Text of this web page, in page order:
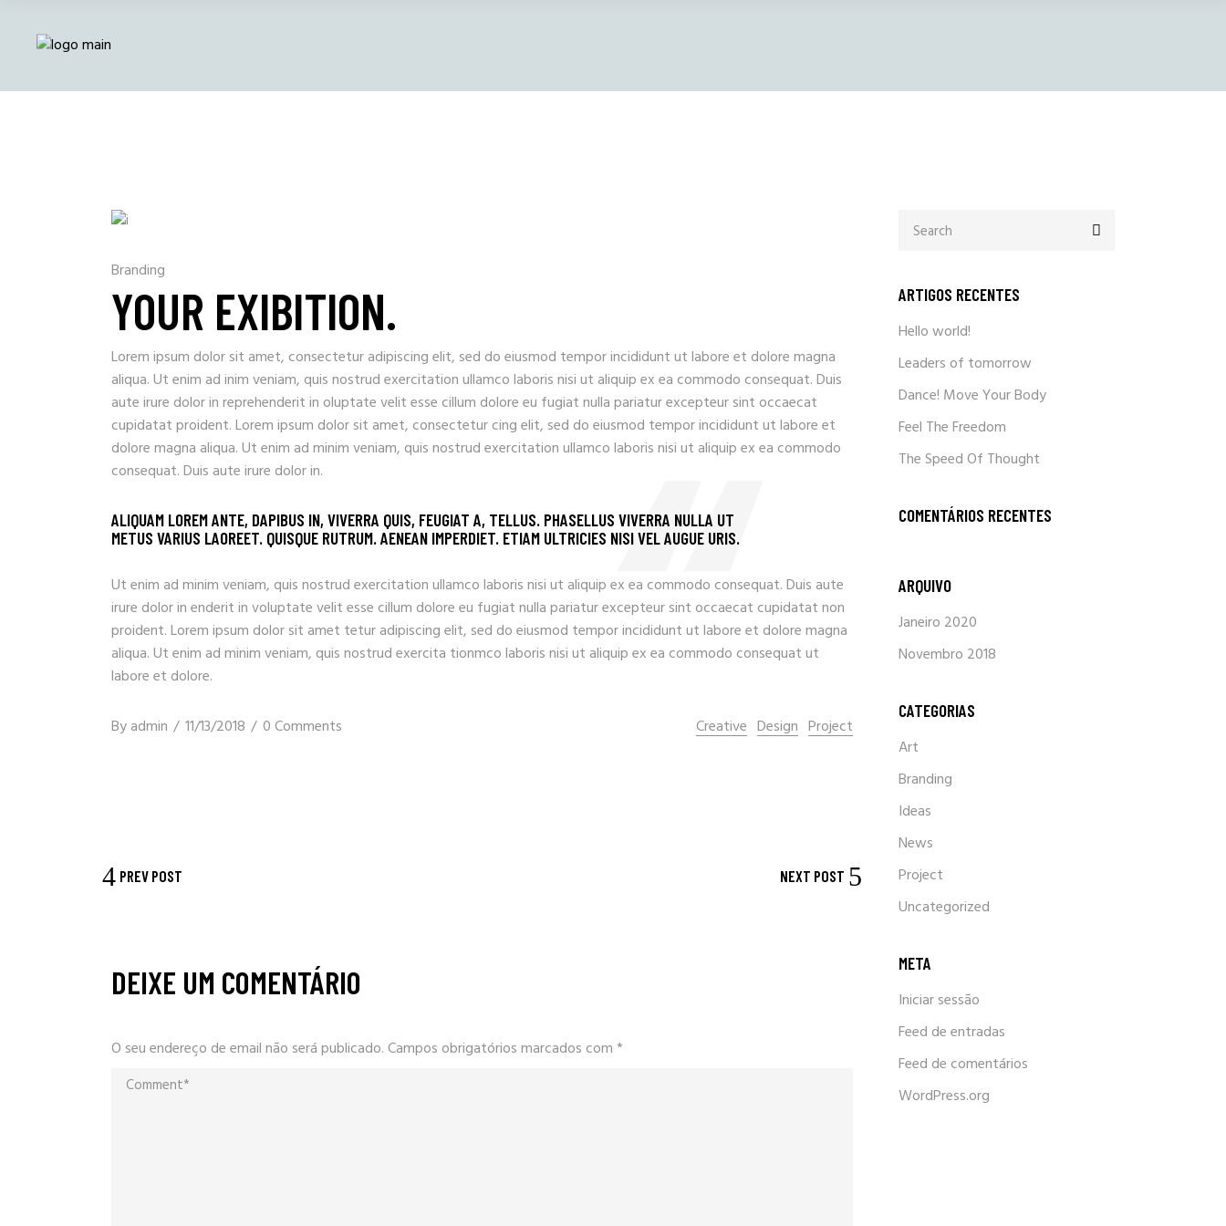
Branding
YOUR EXIBITION.
Lorem ipsum dolor sit amet, consectetur adipiscing elit, sed do eiusmod tempor incididunt ut labore et dolore magna
aliqua. Ut enim ad inim veniam, quis nostrud exercitation ullamco laboris nisi ut aliquip ex ea commodo consequat. Duis
aute irure dolor in reprehenderit in oluptate velit esse cillum dolore eu fugiat nulla pariatur excepteur sint occaecat
cupidatat proident. Lorem ipsum dolor sit amet, consectetur cing elit, sed do eiusmod tempor incididunt ut labore et
dolore magna aliqua. Ut enim ad minim veniam, quis nostrud exercitation ullamco laboris nisi ut aliquip ex ea commodo
consequat. Duis aute irure dolor in.
ALIQUAM LOREM ANTE, DAPIBUS IN, VIVERRA QUIS, FEUGIAT A, TELLUS. PHASELLUS VIVERRA NULLA UT
METUS VARIUS LAOREET. QUISQUE RUTRUM. AENEAN IMPERDIET. ETIAM ULTRICIES NISI VEL AUGUE URIS.
Ut enim ad minim veniam, quis nostrud exercitation ullamco laboris nisi ut aliquip ex ea commodo consequat. Duis aute
irure dolor in enderit in voluptate velit esse cillum dolore eu fugiat nulla pariatur excepteur sint occaecat cupidatat non
proident. Lorem ipsum dolor sit amet tetur adipiscing elit, sed do eiusmod tempor incididunt ut labore et dolore magna
aliqua. Ut enim ad minim veniam, quis nostrud exercita tionmco laboris nisi ut aliquip ex ea commodo consequat ut
labore et dolore.
Byadmin 11/13/2018 0 Comments Creative Design Project
PREV POST NEXT POST
DEIXE UM COMENTÁRIO
O seu endereço de email não será publicado.Campos obrigatórios marcados com*
for:
ARTIGOS RECENTES
Hello world!
Leaders of tomorrow
Dance! Move Your Body
Feel The Freedom
The Speed Of Thought
COMENTÁRIOS RECENTES
ARQUIVO
Janeiro 2020
Novembro 2018
CATEGORIAS
Art
Branding
Ideas
News
Project
Uncategorized
META
Iniciar sessão
Feed de entradas
Feed de comentários
WordPress.org